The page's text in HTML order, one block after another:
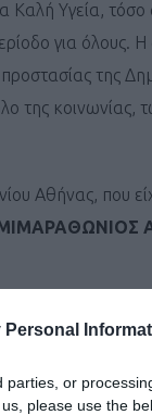
Personal
or
please use the
Καλή Υγεία,
για όλους.
της
της
Αθήνας, που
Δήμος Αθηναίων
θα δώσει το
Αθήνας ένα